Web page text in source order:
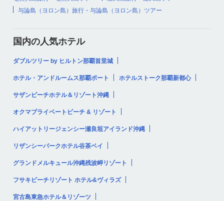
与論島（ヨロン島）旅行・与論島（ヨロン島）ツアー
国内の人気ホテル
ダブルツリー by ヒルトン那覇首里城
ホテル・アンドルームス那覇ポート ホテルストーク那覇新都心
サザンビーチホテル＆リゾート沖縄
オクマプライベートビーチ & リゾート
ハイアットリージェンシー瀬良垣アイランド沖縄
リザンシーパークホテル谷茶ベイ
グランドメルキュール沖縄残波岬リゾート
フサキビーチリゾート ホテル&ヴィラズ
宮古島東急ホテル＆リゾーツ